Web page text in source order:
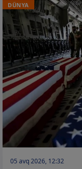
DÜNYA
05 avq 2026, 12:32